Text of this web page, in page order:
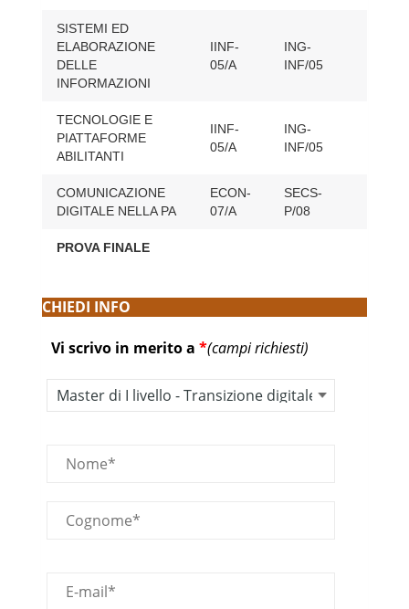
SISTEMI ED
ELABORAZIONE
DELLE
INFORMAZIONI
IINF-
05/A
ING-
INF/05
TECNOLOGIE E
PIATTAFORME
ABILITANTI
IINF-
05/A
ING-
INF/05
COMUNICAZIONE
DIGITALE NELLA PA
ECON-
07/A
SECS-
P/08
PROVA FINALE
CHIEDI INFO
Vi scrivo in merito a *(campi richiesti)